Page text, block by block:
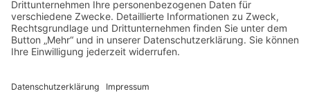
64572 Büttelborn
Telefon: 00496152187370
Telefax: 004961521873727
E-Mail: info@bsivertrieb.de